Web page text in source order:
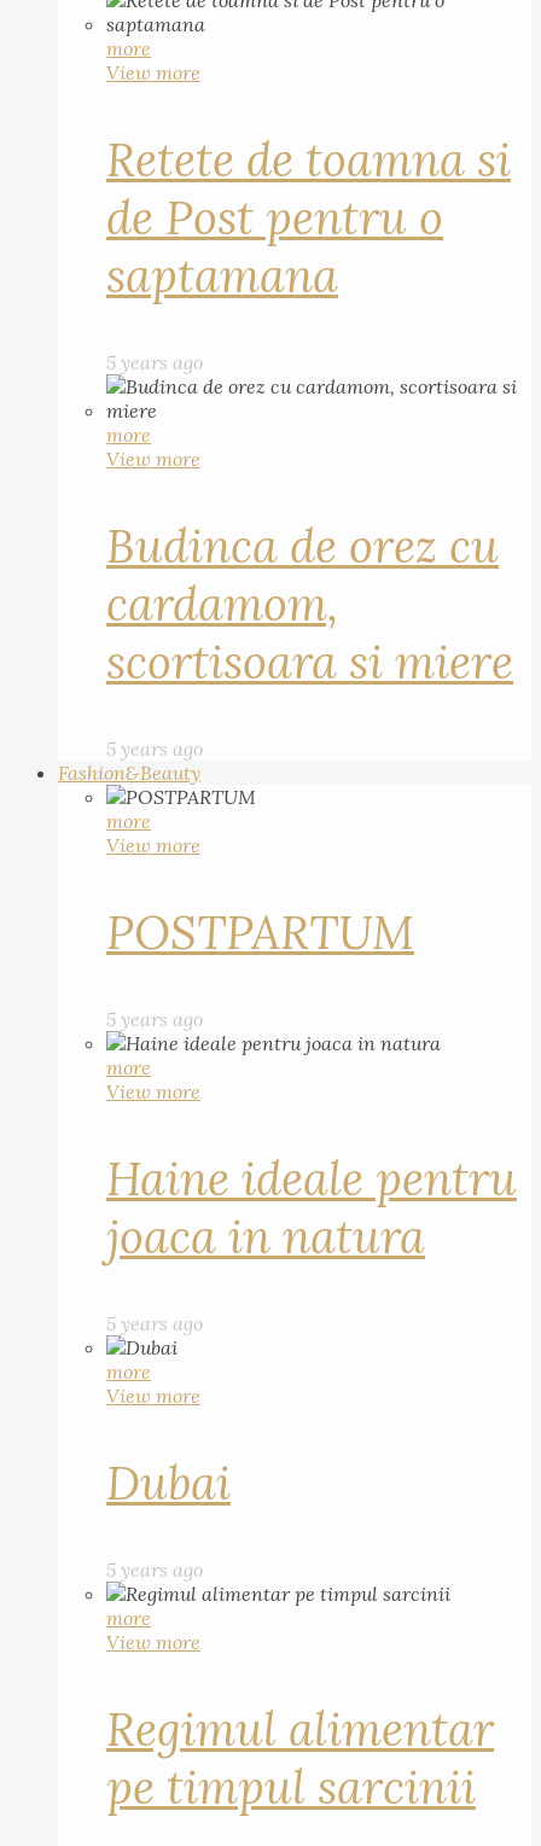
more
View more
Retete de toamna si
de Post pentru o
saptamana
5 years ago
more
View more
Budinca de orez cu
cardamom,
scortisoara si miere
5 years ago
Fashion&Beauty
more
View more
POSTPARTUM
5 years ago
more
View more
Haine ideale pentru
joaca in natura
5 years ago
more
View more
Dubai
5 years ago
more
View more
Regimul alimentar
pe timpul sarcinii